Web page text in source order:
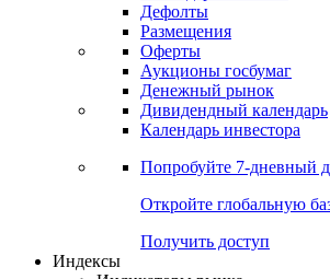
Получить доступ
Календарь
Календарь событий
Дефолты
Размещения
Оферты
Аукционы госбумаг
Денежный рынок
Дивидендный календарь
Календарь инвестора
Попробуйте7-дневный